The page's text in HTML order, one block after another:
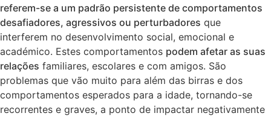
referem-se a um padrão persistente de comportamentos
desafiadores, agressivos ou perturbadores que
interferem no desenvolvimento social, emocional e
académico. Estes comportamentos podem afetar as suas
relações familiares, escolares e com amigos. São
problemas que vão muito para além das birras e dos
comportamentos esperados para a idade, tornando-se
recorrentes e graves, a ponto de impactar negativamente